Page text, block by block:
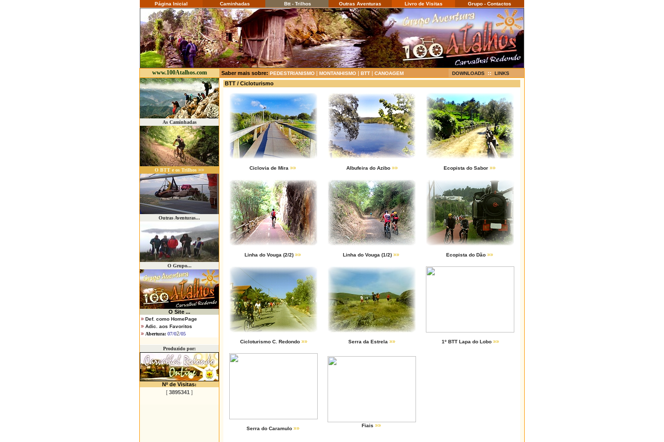
Página Inicial Caminhadas Btt - Trilhos Outras Aventuras Livro de Visitas Grupo - Contactos
www.100Atalhos.com Saber mais sobre: PEDESTRIANISMO | MONTANHISMO | BTT | CANOAGEM DOWNLOADS :: LINKS
As Caminhadas
O BTT e os Trilhos »»
Outras Aventuras...
O Grupo...
O Site ...
» Def. como HomePage
» Adic. aos Favoritos
» Abertura: 07/02/05
Produzido por:
Nº de Visitas:
[ 3895341 ]
BTT / Cicloturismo
Ciclovia de Mira »» Albufeira do Azibo »» Ecopista do Sabor »»
Linha do Vouga (2/2) »» Linha do Vouga (1/2) »» Ecopista do Dão »»
Cicloturismo C. Redondo »» Serra da Estrela »» 1º BTT Lapa do Lobo »»
Serra do Caramulo »» Fiais »»